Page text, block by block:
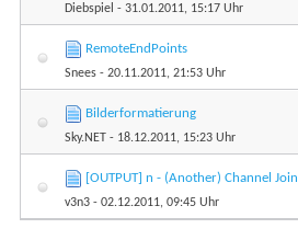
Diebspiel - 31.01.2011, 15:17 Uhr
RemoteEndPoints
Snees - 20.11.2011, 21:53 Uhr
Bilderformatierung
Sky.NET - 18.12.2011, 15:23 Uhr
[OUTPUT] n - (Another) Channel Join
v3n3 - 02.12.2011, 09:45 Uhr